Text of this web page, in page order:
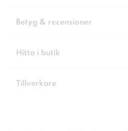
Betyg & recensioner
Hitta i butik
Tillverkare